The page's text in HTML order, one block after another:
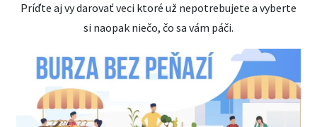
Príďte aj vy darovať veci ktoré už nepotrebujete a vyberte
si naopak niečo, čo sa vám páči.